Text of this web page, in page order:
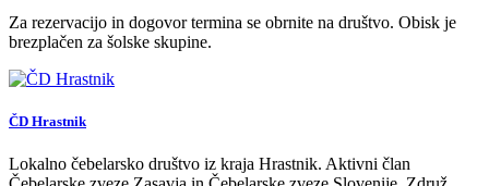
Za rezervacijo in dogovor termina se obrnite na društvo. Obisk je
brezplačen za šolske skupine.
ČD Hrastnik
Lokalno čebelarsko društvo iz kraja Hrastnik. Aktivni član